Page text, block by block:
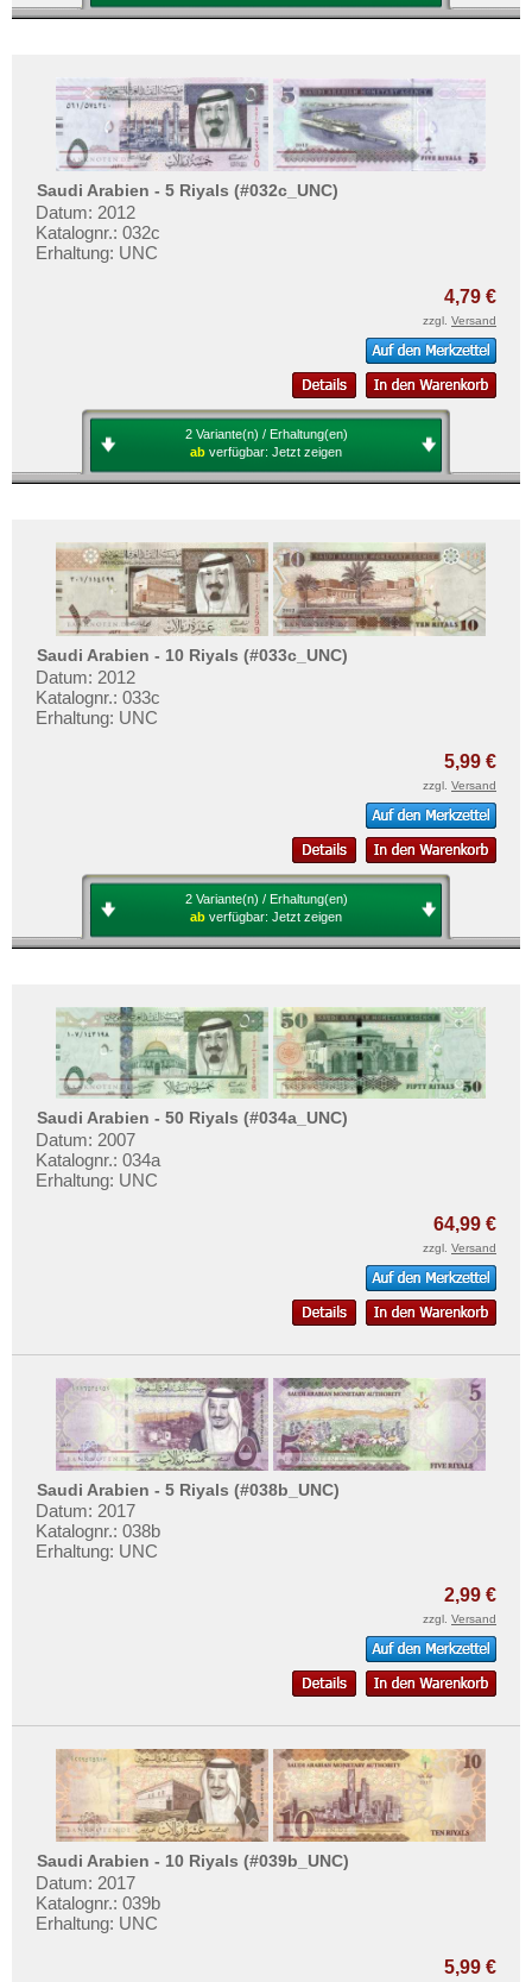
Saudi Arabien - 5 Riyals (#032c_UNC)
Datum: 2012
Katalognr.: 032c
Erhaltung: UNC
4,79 €
zzgl. Versand
2 Variante(n) / Erhaltung(en)
ab verfügbar: Jetzt zeigen
Saudi Arabien - 10 Riyals (#033c_UNC)
Datum: 2012
Katalognr.: 033c
Erhaltung: UNC
5,99 €
zzgl. Versand
2 Variante(n) / Erhaltung(en)
ab verfügbar: Jetzt zeigen
Saudi Arabien - 50 Riyals (#034a_UNC)
Datum: 2007
Katalognr.: 034a
Erhaltung: UNC
64,99 €
zzgl. Versand
Saudi Arabien - 5 Riyals (#038b_UNC)
Datum: 2017
Katalognr.: 038b
Erhaltung: UNC
2,99 €
zzgl. Versand
Saudi Arabien - 10 Riyals (#039b_UNC)
Datum: 2017
Katalognr.: 039b
Erhaltung: UNC
5,99 €